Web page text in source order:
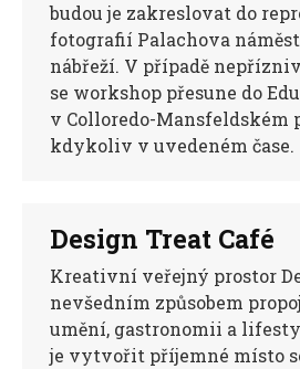
budou je zakreslovat do
fotografií Palachova
nábřeží. V případě
se workshop přesune do
v Colloredo-Mansfeldském
kdykoliv v uvedeném čase.
Design Treat Café
Kreativní veřejný prostor
nevšedním způsobem
umění, gastronomii a
je vytvořit příjemné místo